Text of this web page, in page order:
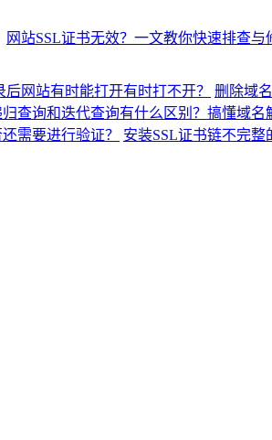
网站SSL证书无效？一文教你快速排查与
网站有时能打开有时打不开？ 删除域
查询和迭代查询有什么区别？搞懂域名
需要进行验证？
安装SSL证书链不完